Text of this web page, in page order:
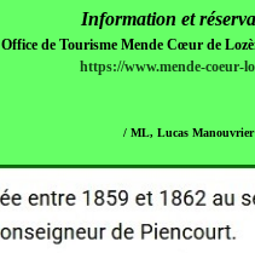
Information et
Office de Tourisme Mende Cœur de
https://www.mende-coeur-
/ ML, Lucas Manouvrier